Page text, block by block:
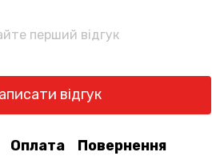
перший відгук
відгук
Оплата Повернення